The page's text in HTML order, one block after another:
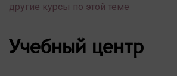
другие курсы по этой теме
Учебный центр